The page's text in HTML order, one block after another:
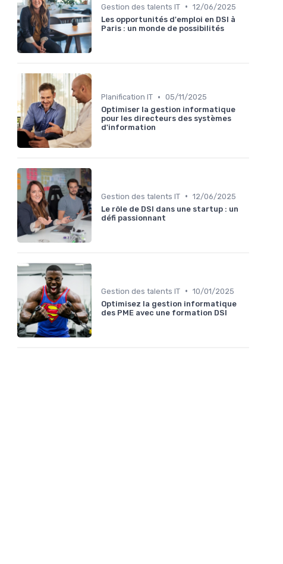
Gestion des talents IT • 12/06/2025
Les opportunités d'emploi en DSI à
Paris : un monde de possibilités
Planification IT • 05/11/2025
Optimiser la gestion informatique
pour les directeurs des systèmes
d'information
Gestion des talents IT • 12/06/2025
Le rôle de DSI dans une startup : un
défi passionnant
Gestion des talents IT • 10/01/2025
Optimisez la gestion informatique
des PME avec une formation DSI